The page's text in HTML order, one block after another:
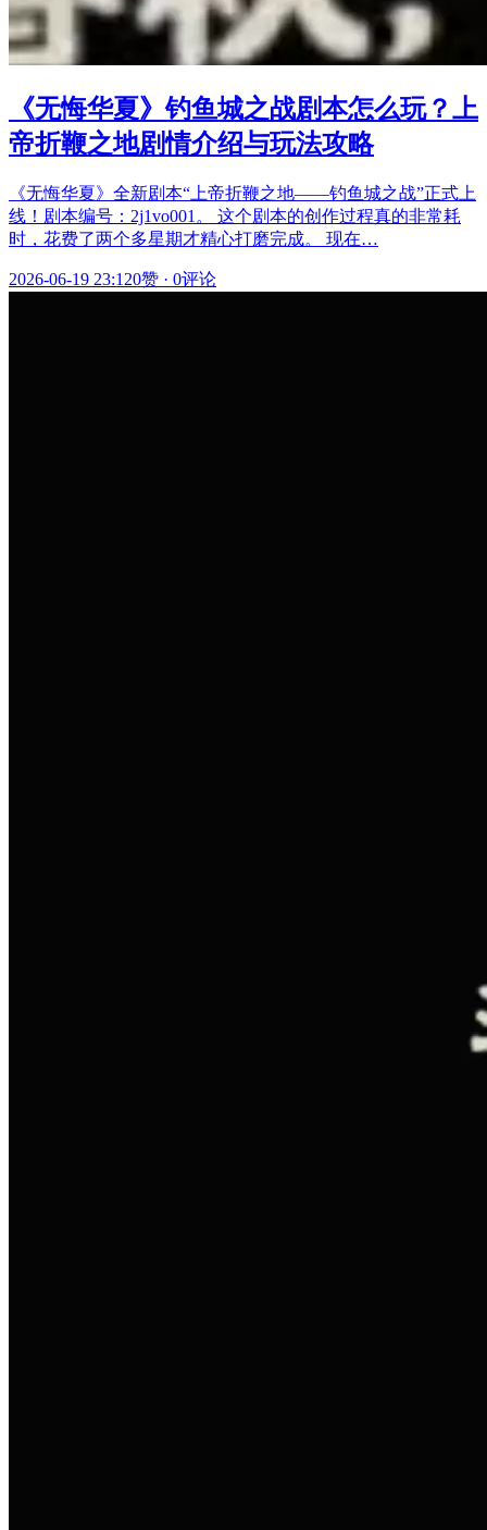
《无悔华夏》钓鱼城之战剧本怎么玩？上
帝折鞭之地剧情介绍与玩法攻略
《无悔华夏》全新剧本“上帝折鞭之地——钓鱼城之战”正式上
线！剧本编号：2j1vo001。 这个剧本的创作过程真的非常耗
时，花费了两个多星期才精心打磨完成。 现在…
2026-06-19 23:120赞 · 0评论